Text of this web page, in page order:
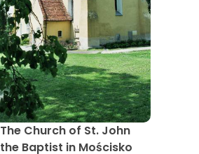
The Church of St. John
the Baptist in Mościsko